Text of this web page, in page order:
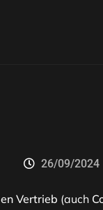
26/09/2024
Vertrieb (auch